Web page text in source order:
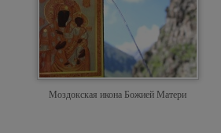
Моздокская икона Божией Матери